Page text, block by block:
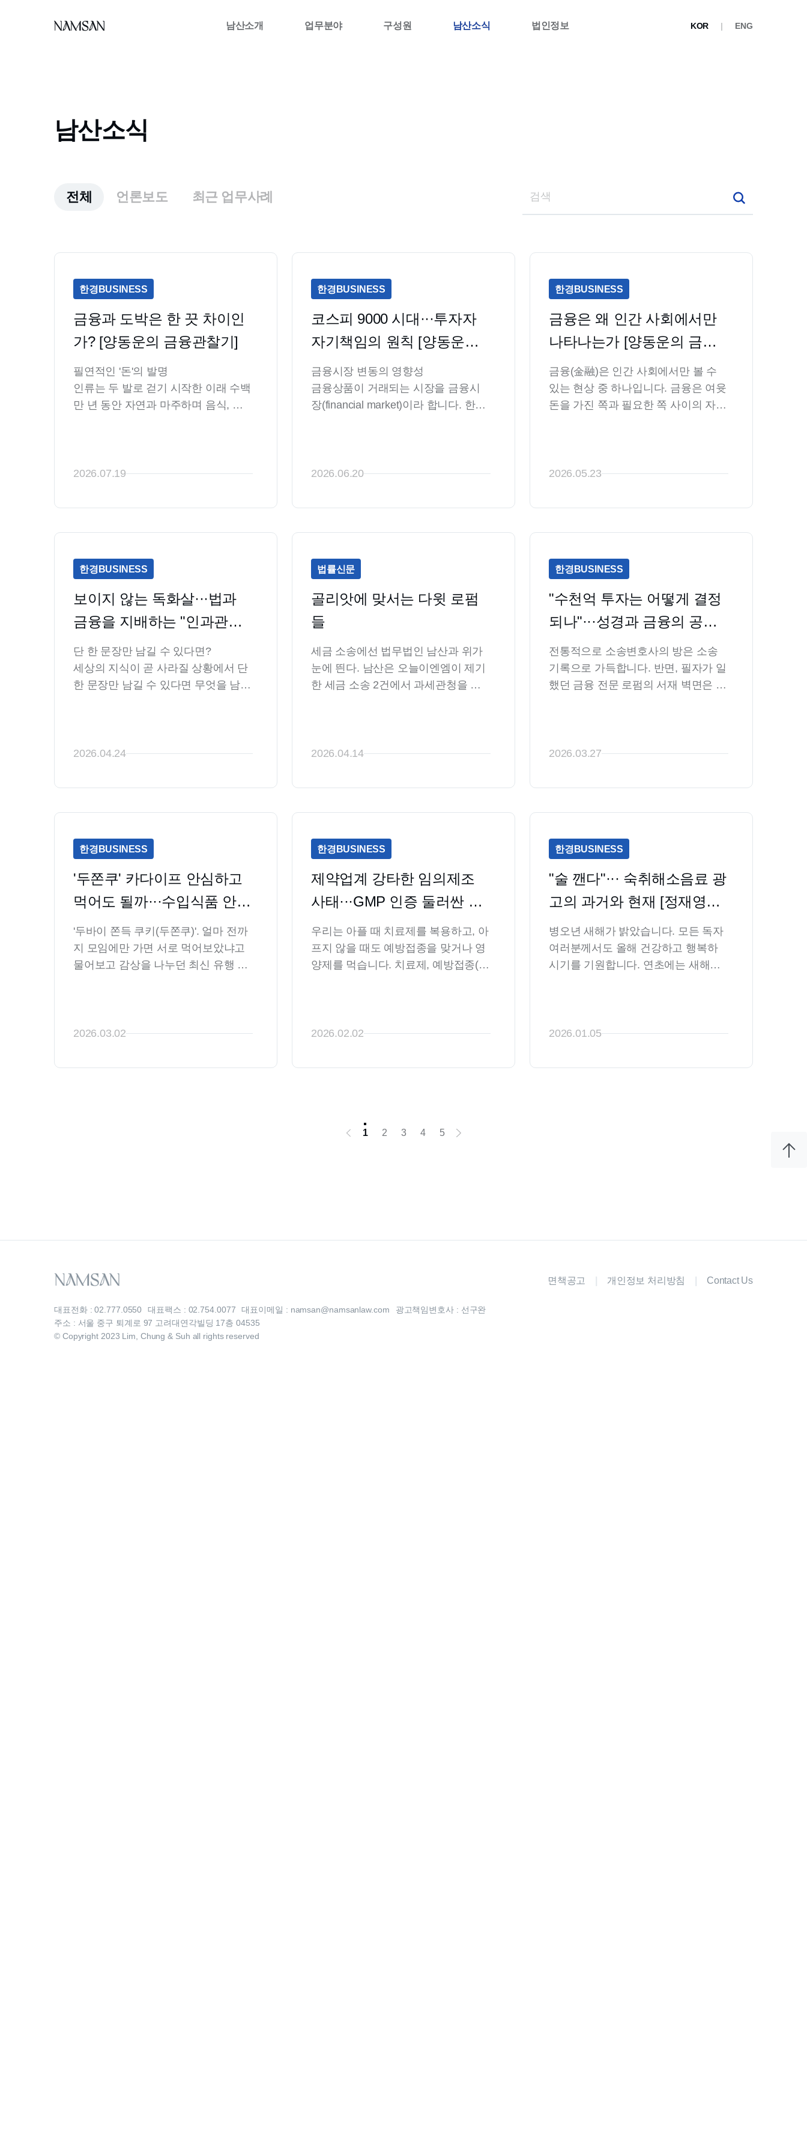
남산소개 업무분야 구성원 남산소식 법인정보 KOR ENG
남산소식
전체 언론보도 최근 업무사례
한경BUSINESS
금융과 도박은 한 끗 차이인
가? [양동운의 금융관찰기]
필연적인 '돈'의 발명
인류는 두 발로 걷기 시작한 이래 수백
만 년 동안 자연과 마주하며 음식, 땔
기 혁명'을 맞이했습니다. 생산력 증대
자연스럽게 형성되었습니다. 그 과정
발명은 필연에 가까웠을 겁니다. 고대
문명에서 두루 발견되는 '돈'의 흔적들
이 이를 뒷받침합니다.
2026.07.19
한경BUSINESS
코스피 9000 시대···투자자
자기책임의 원칙 [양동운의
금융 관찰기]
금융시장 변동의 영향성
금융상품이 거래되는 시장을 금융시
장(financial market)이라 합니다. 한국
험이 큰 상품을 금융투자상품이라 하
자본시장(Capital Market)이라 합니다.
래와 실물거래의 흐름이 맞물려 회전
하며 국민경제의 거대한 바퀴를 돌리
는 역동적 시스템입니다.
2026.06.20
한경BUSINESS
금융은 왜 인간 사회에서만
나타나는가 [양동운의 금융
관찰기]
금융(金融)은 인간 사회에서만 볼 수
있는 현상 중 하나입니다. 금융은 여윳
돈을 가진 쪽과 필요한 쪽 사이의 자금
2026.05.23
한경BUSINESS
보이지 않는 독화살···법과
금융을 지배하는 "인과관계"
[양동운의 금융 관찰기]
단 한 문장만 남길 수 있다면?
세상의 지식이 곧 사라질 상황에서 단
한 문장만 남길 수 있다면 무엇을 남기
기면 현대 과학지식까지 되살릴 수 있
2026.04.24
법률신문
골리앗에 맞서는 다윗 로펌
들
세금 소송에선 법무법인 남산과 위가
눈에 띈다. 남산은 오늘이엔엠이 제기
한 세금 소송 2건에서 과세관청을 대
2026.04.14
한경BUSINESS
"수천억 투자는 어떻게 결정
되나"···성경과 금융의 공통
점 [양동운의 금융 관찰기]
전통적으로 소송변호사의 방은 소송
기록으로 가득합니다. 반면, 필자가 일
했던 금융 전문 로펌의 서재 벽면은 두
경전(the Bible)과는 전혀 다른 문서입
2026.03.27
한경BUSINESS
'두쫀쿠' 카다이프 안심하고
먹어도 될까···수입식품 안전
의 비밀 [정재영의 식품의약
톺아보기]
'두바이 쫀득 쿠키(두쫀쿠)'. 얼마 전까
지 모임에만 가면 서로 먹어보았냐고
물어보고 감상을 나누던 최신 유행 아
다만 역대급 열풍 이후 이례적으로 짧
기도 합니다. 지나치게 높아진 가격의
2026.03.02
한경BUSINESS
제약업계 강타한 임의제조
사태···GMP 인증 둘러싼 분
쟁 [정재영의 식품의약 톺아
보기]
우리는 아플 때 치료제를 복용하고, 아
프지 않을 때도 예방접종을 맞거나 영
양제를 먹습니다. 치료제, 예방접종(주
는 필수품목입니다. 이처럼 우리에게
안전하게 생산되도록 관리체계가 이
2026.02.02
한경BUSINESS
"술 깬다"··· 숙취해소음료 광
고의 과거와 현재 [정재영의
식품의약 톺아보기]
병오년 새해가 밝았습니다. 모든 독자
여러분께서도 올해 건강하고 행복하
시기를 기원합니다. 연초에는 새해를
니다. 이런 술자리에서 빼먹을 수 없는
2026.01.05
1 2 3 4 5
면책공고 개인정보 처리방침 Contact Us
대표전화 : 02.777.0550 대표팩스 : 02.754.0077 대표이메일 : namsan@namsanlaw.com
광고책임변호사 : 선구완
주소 : 서울 중구 퇴계로 97 고려대연각빌딩 17층 04535
© Copyright 2023 Lim, Chung & Suh all rights reserved